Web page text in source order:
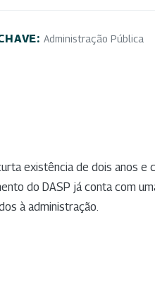
Administração Pública
existência de dois anos e
do DASP já conta com
à administração.